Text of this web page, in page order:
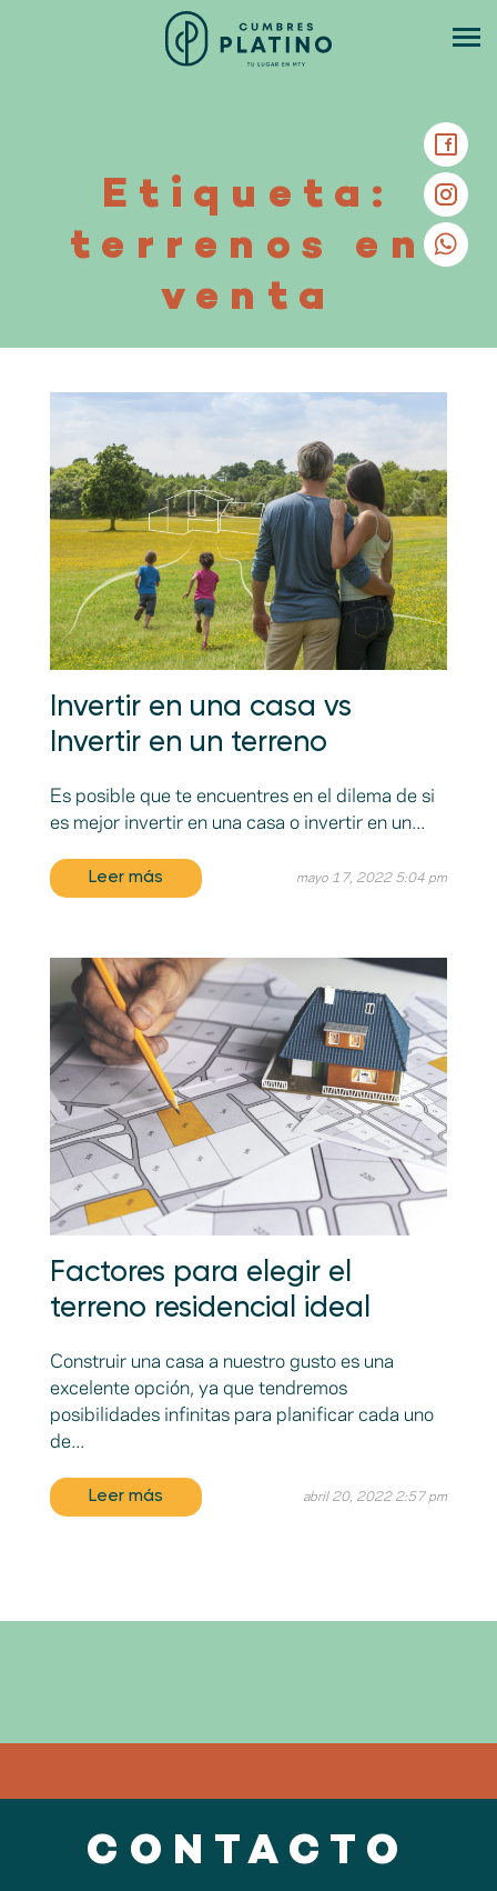
Etiqueta:
terrenos en
venta
Invertir en una casa vs
Invertir en un terreno
Es posible que te encuentres en el dilema de si
es mejor invertir en una casa o invertir en un...
Leer más mayo 17, 2022 5:04 pm
Factores para elegir el
terreno residencial ideal
Construir una casa a nuestro gusto es una
excelente opción, ya que tendremos
posibilidades infinitas para planificar cada uno
de...
Leer más abril 20, 2022 2:57 pm
CONTACTO